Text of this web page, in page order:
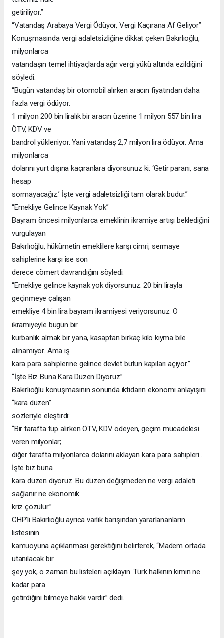
getiriliyor.”
“Vatandaş Arabaya Vergi Ödüyor, Vergi Kaçırana Af Geliyor”
Konuşmasında vergi adaletsizliğine dikkat çeken Bakırlıoğlu,
milyonlarca
vatandaşın temel ihtiyaçlarda ağır vergi yükü altında ezildiğini
söyledi.
“Bugün vatandaş bir otomobil alırken aracın fiyatından daha
fazla vergi ödüyor.
1 milyon 200 bin liralık bir aracın üzerine 1 milyon 557 bin lira
ÖTV, KDV ve
bandrol yükleniyor. Yani vatandaş 2,7 milyon lira ödüyor. Ama
milyonlarca
dolarını yurt dışına kaçıranlara diyorsunuz ki: ‘Getir paranı, sana
hesap
sormayacağız.’ İşte vergi adaletsizliği tam olarak budur.”
“Emekliye Gelince Kaynak Yok”
Bayram öncesi milyonlarca emeklinin ikramiye artışı beklediğini
vurgulayan
Bakırlıoğlu, hükümetin emeklilere karşı cimri, sermaye
sahiplerine karşı ise son
derece cömert davrandığını söyledi.
“Emekliye gelince kaynak yok diyorsunuz. 20 bin lirayla
geçinmeye çalışan
emekliye 4 bin lira bayram ikramiyesi veriyorsunuz. O
ikramiyeyle bugün bir
kurbanlık almak bir yana, kasaptan birkaç kilo kıyma bile
alınamıyor. Ama iş
kara para sahiplerine gelince devlet bütün kapıları açıyor.”
“İşte Biz Buna Kara Düzen Diyoruz”
Bakırlıoğlu konuşmasının sonunda iktidarın ekonomi anlayışını
“kara düzen”
sözleriyle eleştirdi:
“Bir tarafta tüp alırken ÖTV, KDV ödeyen, geçim mücadelesi
veren milyonlar;
diğer tarafta milyonlarca dolarını aklayan kara para sahipleri…
İşte biz buna
kara düzen diyoruz. Bu düzen değişmeden ne vergi adaleti
sağlanır ne ekonomik
kriz çözülür.”
CHP’li Bakırlıoğlu ayrıca varlık barışından yararlananların
listesinin
kamuoyuna açıklanması gerektiğini belirterek, “Madem ortada
utanılacak bir
şey yok, o zaman bu listeleri açıklayın. Türk halkının kimin ne
kadar para
getirdiğini bilmeye hakkı vardır” dedi.